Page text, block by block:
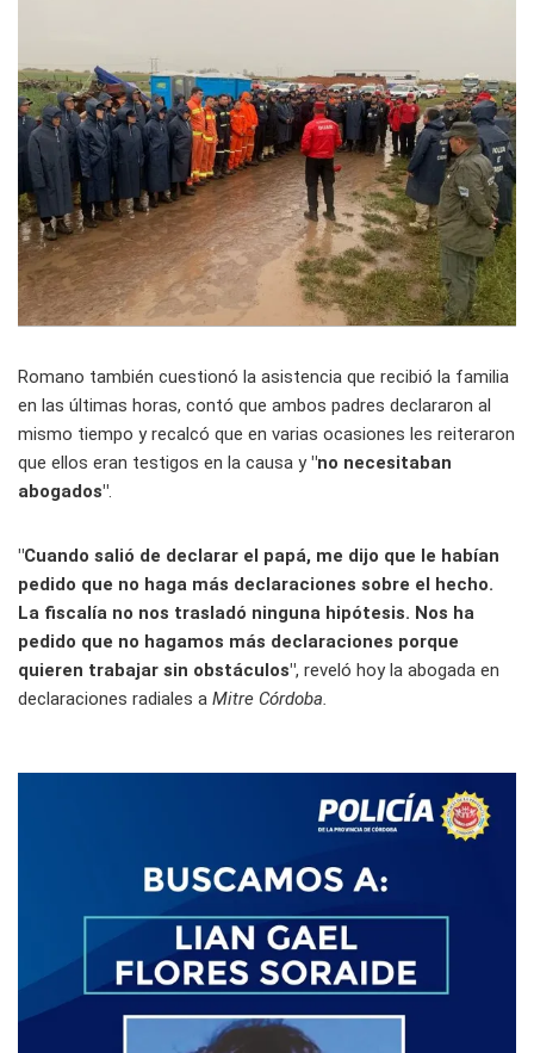
Romano también cuestionó la asistencia que recibió la familia
en las últimas horas, contó que ambos padres declararon al
mismo tiempo y recalcó que en varias ocasiones les reiteraron
que ellos eran testigos en la causa y"no necesitaban
abogados".
"Cuando salió de declarar el papá, me dijo que le habían
pedido que no haga más declaraciones sobre el hecho.
La fiscalía no nos trasladó ninguna hipótesis. Nos ha
pedido que no hagamos más declaraciones porque
quieren trabajar sin obstáculos", reveló hoy la abogada en
declaraciones radiales a Mitre Córdoba.